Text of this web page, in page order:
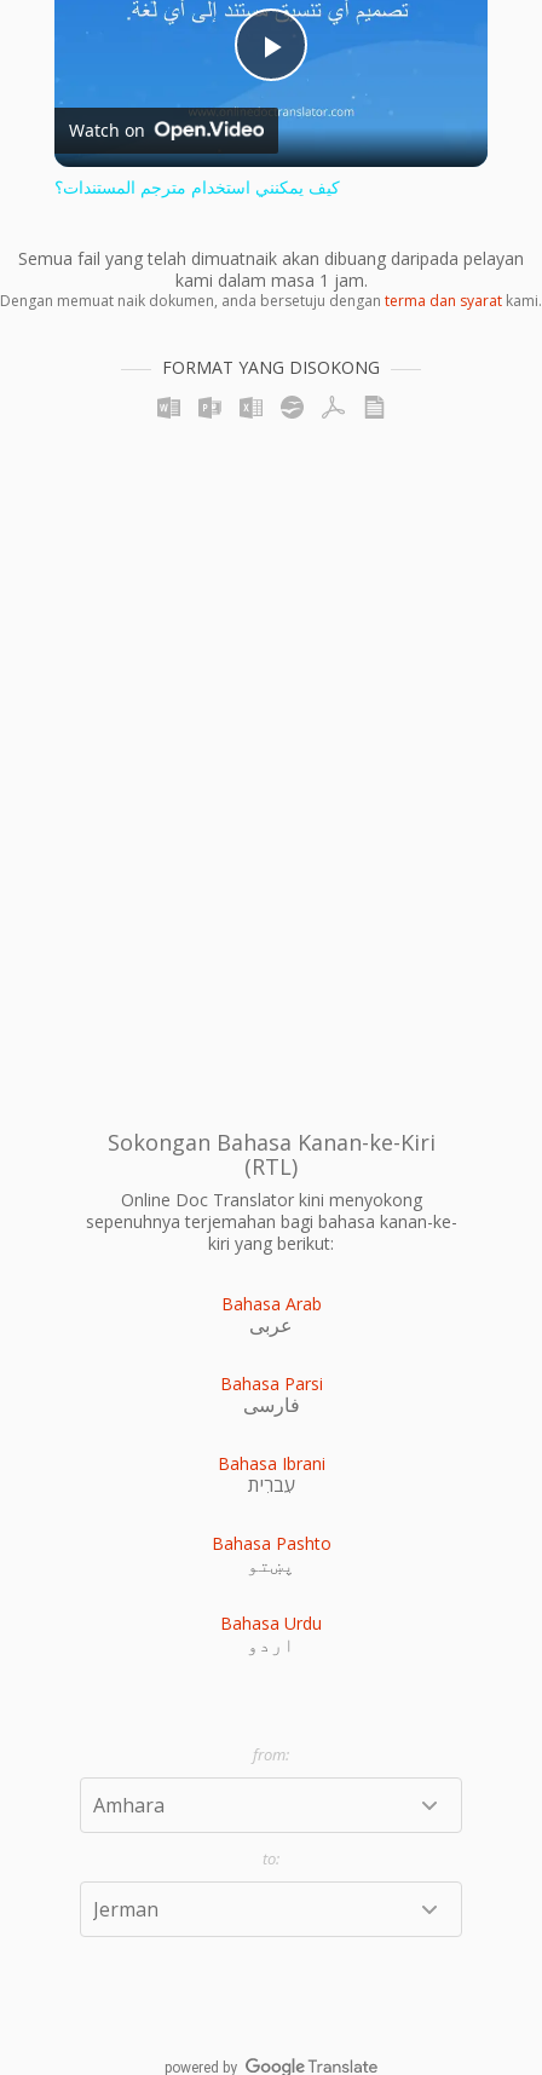
Play
Video
Watch on
كيف يمكنني استخدام مترجم المستندات؟
Semua fail yang telah dimuatnaik akan dibuang daripada pelayan
kami dalam masa 1 jam.
Dengan memuat naik dokumen, anda bersetuju dengan terma dan syarat kami.
FORMAT YANG DISOKONG
Sokongan Bahasa Kanan-ke-Kiri
(RTL)
Online Doc Translator kini menyokong
sepenuhnya terjemahan bagi bahasa kanan-ke-
kiri yang berikut:
Bahasa Arab
عربى
Bahasa Parsi
فارسی
Bahasa Ibrani
עִברִית
Bahasa Pashto
پښتو
Bahasa Urdu
اردو
powered by